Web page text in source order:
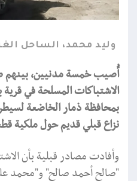
وليد محمد، الساحل
أُصيب خمسة مدنيين، بينهم
الاشتباكات المسلحة في قرية
بمحافظة ذمار الخاضعة
نزاع قبلي قديم حول ملكية
وأفادت مصادر قبلية بأن
"صالح أحمد صالح" و"محمد